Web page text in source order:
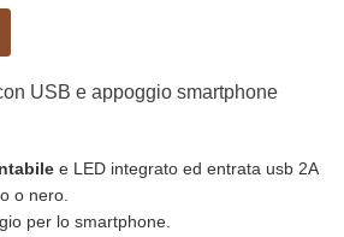
USB e appoggio smartphone
e LED integrato ed entrata usb 2A
o nero.
per lo smartphone.